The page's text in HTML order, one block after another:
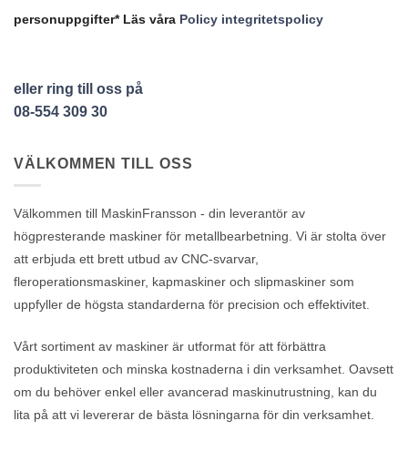
personuppgifter* Läs våra Policy integritetspolicy
eller ring till oss på
08-554 309 30
VÄLKOMMEN TILL OSS
Välkommen till MaskinFransson - din leverantör av
högpresterande maskiner för metallbearbetning. Vi är stolta över
att erbjuda ett brett utbud av CNC-svarvar,
fleroperationsmaskiner, kapmaskiner och slipmaskiner som
uppfyller de högsta standarderna för precision och effektivitet.
Vårt sortiment av maskiner är utformat för att förbättra
produktiviteten och minska kostnaderna i din verksamhet. Oavsett
om du behöver enkel eller avancerad maskinutrustning, kan du
lita på att vi levererar de bästa lösningarna för din verksamhet.